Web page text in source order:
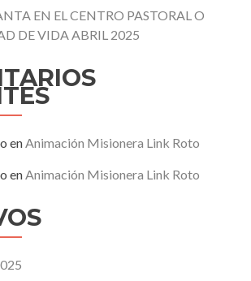
EN EL CENTRO PASTORAL O
DE VIDA ABRIL 2025
enAnimación Misionera Link Roto
enAnimación Misionera Link Roto